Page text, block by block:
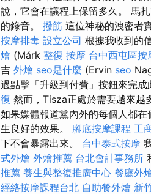
說，它會在議程上保留多久。 馬
的錄音。 撥筋 這位神秘的洩密者
按摩排毒 設立公司 根據我收到的
燴 (Márk 整復 按摩 台中西屯區按
吉 外燴 seo是什麼 (Ervin seo
過點擊「升級到付費」按鈕來完成
復 然而，Tisza正處於需要越來越
如果媒體報道黨內外的每個人都
生良好的效果。 腳底按摩課程 工
下不會暴露出來。 台中泰式按摩
式外燴 外燴推薦 台北會計事務所
推薦 養生與整復推廣中心 餐廳外
經絡按摩課程台北 自助餐外燴 新